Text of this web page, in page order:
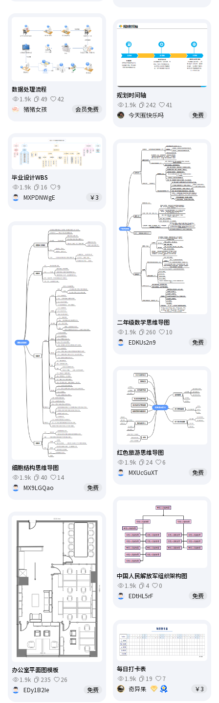
数据处理流程
1.9k
49
42
猪猪女孩
会员免费
规划时间轴
1.9k
242
41
今天🈶️快乐吗
免费
毕业设计WBS
1.9k
16
9
MXPDNWgE
￥3
二年级数学思维导图
1.9k
260
10
EDKUs2n9
免费
细胞结构思维导图
1.9k
40
14
MX9LGQao
免费
红色旅游思维导图
1.9k
24
6
MXUcGuXT
免费
中国人民解放军组织架构图
1.9k
4
0
EDtHL5rF
免费
办公室平面图模板
1.9k
235
26
EDy1B2Ie
免费
每日打卡表
1.9k
19
7
奇异果
￥3